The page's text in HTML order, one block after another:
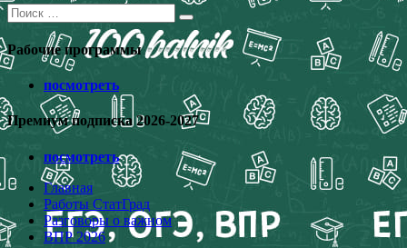
Поиск
для:
Рабочие программы
посмотреть
Премиум подписка 2026-2027
посмотреть
Главная
Работы СтатГрад
Разговоры о важном
ВПР 2026